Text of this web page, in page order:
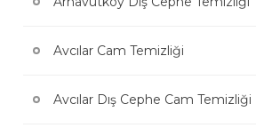
Avcılar Cam Temizliği
Avcılar Dış Cephe Cam Temizliği